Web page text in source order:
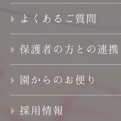
よくあるご質問
保護者の方との連携
園からのお便り
採用情報